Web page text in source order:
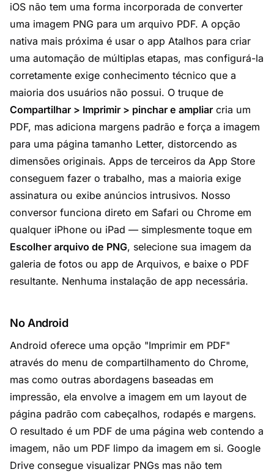
iOS não tem uma forma incorporada de converter
uma imagem PNG para um arquivo PDF. A opção
nativa mais próxima é usar o app Atalhos para criar
uma automação de múltiplas etapas, mas configurá-la
corretamente exige conhecimento técnico que a
maioria dos usuários não possui. O truque de
Compartilhar > Imprimir > pinchar e ampliar cria um
PDF, mas adiciona margens padrão e força a imagem
para uma página tamanho Letter, distorcendo as
dimensões originais. Apps de terceiros da App Store
conseguem fazer o trabalho, mas a maioria exige
assinatura ou exibe anúncios intrusivos. Nosso
conversor funciona direto em Safari ou Chrome em
qualquer iPhone ou iPad — simplesmente toque em
Escolher arquivo de PNG, selecione sua imagem da
galeria de fotos ou app de Arquivos, e baixe o PDF
resultante. Nenhuma instalação de app necessária.
No Android
Android oferece uma opção "Imprimir em PDF"
através do menu de compartilhamento do Chrome,
mas como outras abordagens baseadas em
impressão, ela envolve a imagem em um layout de
página padrão com cabeçalhos, rodapés e margens.
O resultado é um PDF de uma página web contendo a
imagem, não um PDF limpo da imagem em si. Google
Drive consegue visualizar PNGs mas não tem